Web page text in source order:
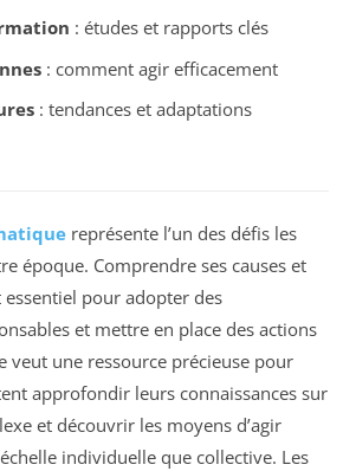
: études et rapports clés
: comment agir efficacement
: tendances et adaptations
représente l’un des défis les
époque. Comprendre ses causes et
essentiel pour adopter des
et mettre en place des actions
veut une ressource précieuse pour
approfondir leurs connaissances sur
et découvrir les moyens d’agir
individuelle que collective. Les